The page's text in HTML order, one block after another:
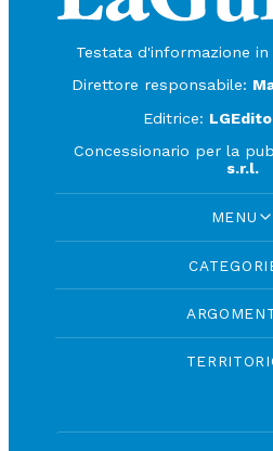
Testata d'informazione in
Direttore responsabile:
Editrice:
Concessionario per la
s.r.l.
MENU